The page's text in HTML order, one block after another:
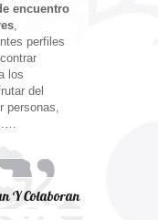
encuentro
perfiles
los
del
personas,
Y Colaboran